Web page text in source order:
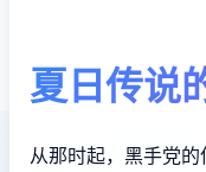
夏日传说
从那时起，黑手党